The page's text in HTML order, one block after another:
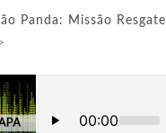
Panda: Missão Resgate